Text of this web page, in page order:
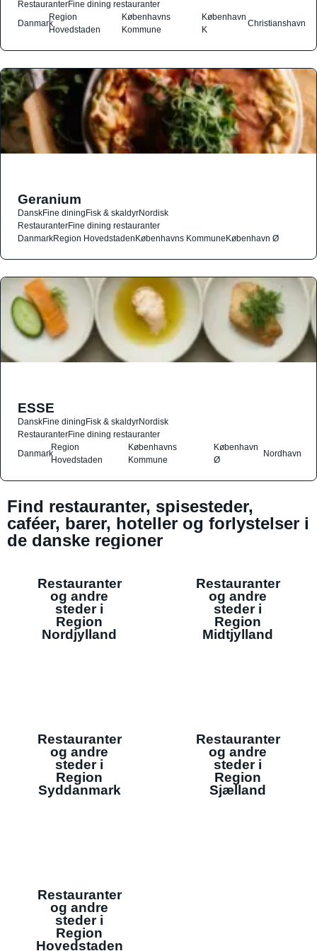
RestauranterFine dining restauranter
Danmark
Region
Hovedstaden
Københavns
Kommune
København
K
Christianshavn
Geranium
DanskFine diningFisk & skaldyrNordisk
RestauranterFine dining restauranter
DanmarkRegion HovedstadenKøbenhavns KommuneKøbenhavn Ø
ESSE
DanskFine diningFisk & skaldyrNordisk
RestauranterFine dining restauranter
Danmark
Region
Hovedstaden
Københavns
Kommune
København
Ø
Nordhavn
Find restauranter, spisesteder,
caféer, barer, hoteller og forlystelser i
de danske regioner
Restauranter
og andre
steder i
Region
Nordjylland
Restauranter
og andre
steder i
Region
Midtjylland
Restauranter
og andre
steder i
Region
Syddanmark
Restauranter
og andre
steder i
Region
Sjælland
Restauranter
og andre
steder i
Region
Hovedstaden